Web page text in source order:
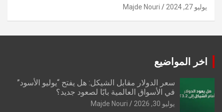
يوليو 27, 2024 Majde Nouri
اخر المواضيع
سعر الدولار مقابل الشيكل: هل يفتح “يوليو الأسود”
في الأسواق العالمية بابًا لصعود جديد؟
يوليو 30, 2026 Majde Nouri